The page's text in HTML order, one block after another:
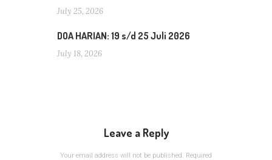
July 25, 2026
DOA HARIAN: 19 s/d 25 Juli 2026
July 18, 2026
Leave a Reply
Your email address will not be published. Required